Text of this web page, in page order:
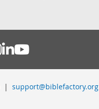
| support@biblefactory.org